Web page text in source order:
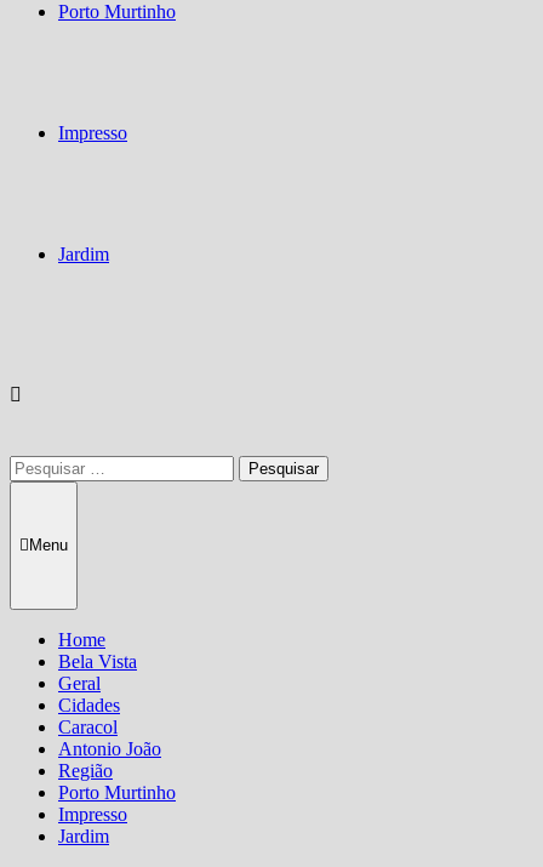
Porto Murtinho
Impresso
Jardim
Pesquisar
por:
Menu
Home
Bela Vista
Geral
Cidades
Caracol
Antonio João
Região
Porto Murtinho
Impresso
Jardim